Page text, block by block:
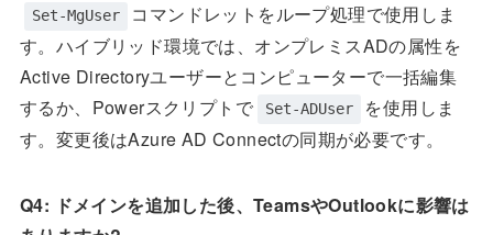
Set-MgUser
コマンドレットをループ処理で使用しま
す。ハイブリッド環境では、オンプレミスADの属性を
Active Directoryユーザーとコンピューターで一括編集
するか、Powerスクリプトで
Set-ADUser
を使用しま
す。変更後はAzure AD Connectの同期が必要です。
Q4: ドメインを追加した後、TeamsやOutlookに影響は